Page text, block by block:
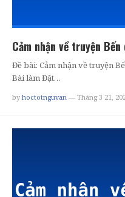
Cảm nhận về truyện
Đề bài: Cảm nhận về truyện
Bài làm Đặt…
by hoctotnguvan — Tháng 3 21,